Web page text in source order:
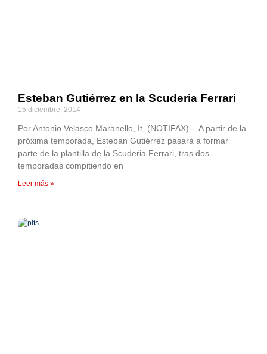
Esteban Gutiérrez en la Scuderia Ferrari
15 diciembre, 2014
Por Antonio Velasco Maranello, It, (NOTIFAX).- A partir de la
próxima temporada, Esteban Gutiérrez pasará a formar
parte de la plantilla de la Scuderia Ferrari, tras dos
temporadas compitiendo en
Leer más »